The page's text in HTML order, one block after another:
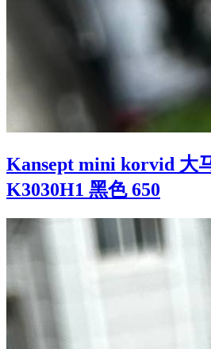
Kansept mini korvid 大
K3030H1 黑色 650